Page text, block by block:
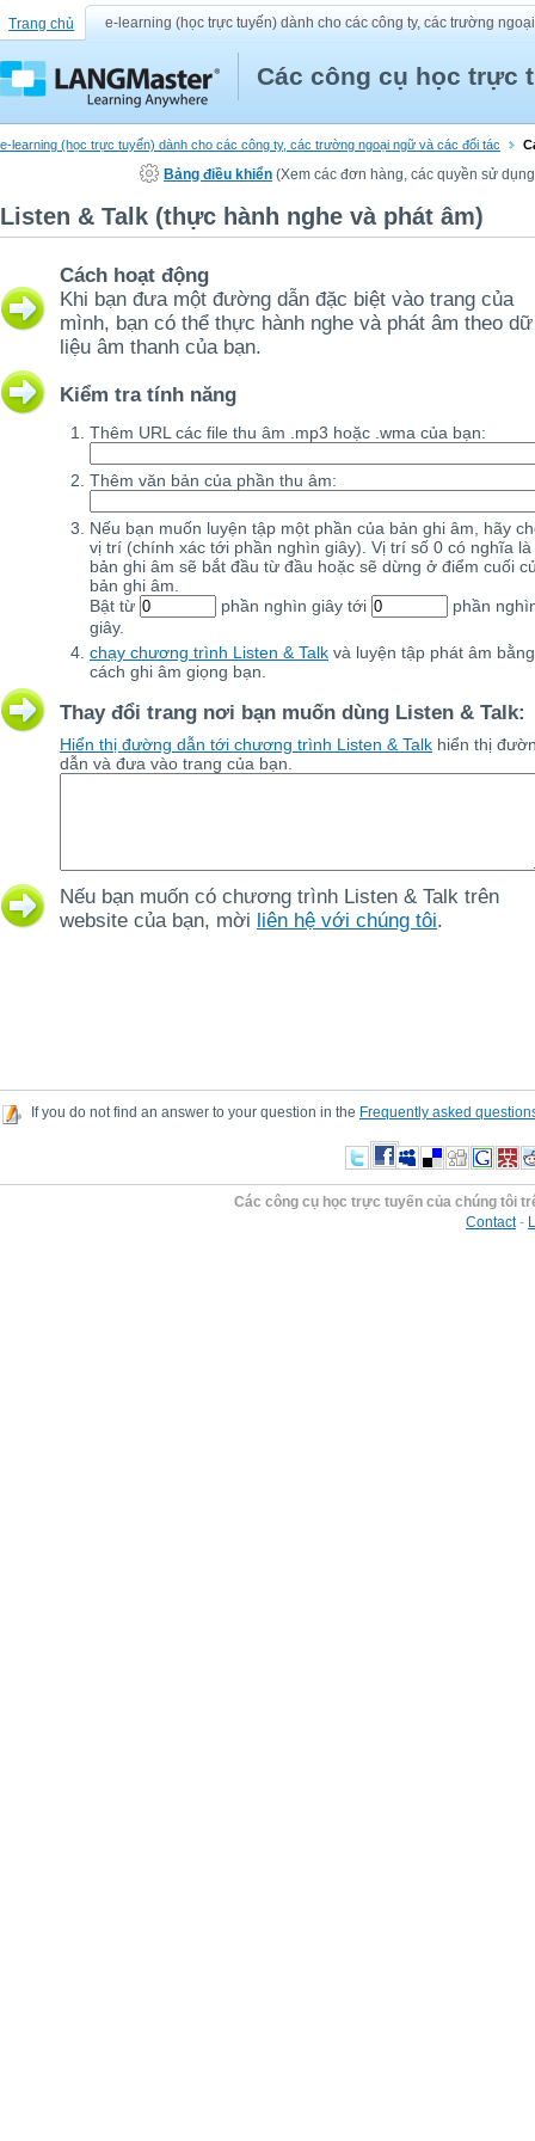
Trang chủ e-learning (học trực tuyến) dành cho các công ty, các trường
Các công cụ học trực
e-learning (học trực tuyến) dành cho các công ty, các trường ngoại ngữ và các đối tác
Bảng điều khiển (Xem các đơn hàng, các quyền sử
Listen & Talk (thực hành nghe và phát âm)
Cách hoạt động
Khi bạn đưa một đường dẫn đặc biệt vào trang của
mình, bạn có thể thực hành nghe và phát âm theo dữ
liệu âm thanh của bạn.
Kiểm tra tính năng
Thêm URL các file thu âm .mp3 hoặc .wma của bạn:
Thêm văn bản của phần thu âm:
Nếu bạn muốn luyện tập một phần của bản ghi âm, hãy
vị trí (chính xác tới phần nghìn giây). Vị trí số 0 có nghĩa là
bản ghi âm sẽ bắt đầu từ đầu hoặc sẽ dừng ở điểm cuối
bản ghi âm.
Bật từ
phần nghìn giây tới
phần
giây.
chạy chương trình Listen & Talk và luyện tập phát âm bằng
cách ghi âm giọng bạn.
Thay đổi trang nơi bạn muốn dùng Listen & Talk:
Hiển thị đường dẫn tới chương trình Listen & Talk hiển thị
dẫn và đưa vào trang của bạn.
Nếu bạn muốn có chương trình Listen & Talk trên
website của bạn, mời liên hệ với chúng tôi.
If you do not find an answer to your question in the Frequently asked
Các công cụ học trực tuyến của chúng tôi
Contact-